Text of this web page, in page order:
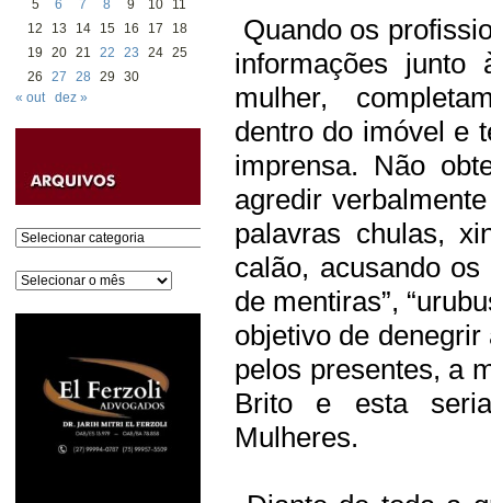
5
6 7 8 9 10
11
12
13 14 15 16 17
18
19
20 21 22 23 24 25
26
27 28 29
30
« out
dez »
Categorias
Arquivos
Quando os
informações junto
mulher,
dentro do imóvel e
imprensa. Não
agredir
palavras chulas,
calão, acusando
de mentiras”,
objetivo de
pelos presentes, a
Brito e esta
Mulheres.